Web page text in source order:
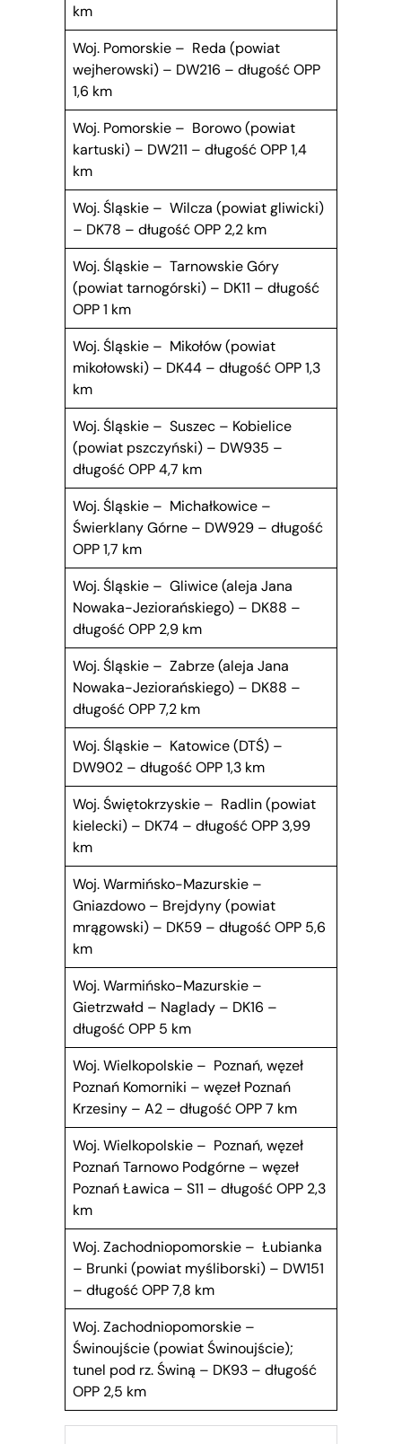
km
Woj. Pomorskie – Reda (powiat
wejherowski) – DW216 – długość OPP
1,6 km
Woj. Pomorskie – Borowo (powiat
kartuski) – DW211 – długość OPP 1,4
km
Woj. Śląskie – Wilcza (powiat gliwicki)
– DK78 – długość OPP 2,2 km
Woj. Śląskie – Tarnowskie Góry
(powiat tarnogórski) – DK11 – długość
OPP 1 km
Woj. Śląskie – Mikołów (powiat
mikołowski) – DK44 – długość OPP 1,3
km
Woj. Śląskie – Suszec – Kobielice
(powiat pszczyński) – DW935 –
długość OPP 4,7 km
Woj. Śląskie – Michałkowice –
Świerklany Górne – DW929 – długość
OPP 1,7 km
Woj. Śląskie – Gliwice (aleja Jana
Nowaka-Jeziorańskiego) – DK88 –
długość OPP 2,9 km
Woj. Śląskie – Zabrze (aleja Jana
Nowaka-Jeziorańskiego) – DK88 –
długość OPP 7,2 km
Woj. Śląskie – Katowice (DTŚ) –
DW902 – długość OPP 1,3 km
Woj. Świętokrzyskie – Radlin (powiat
kielecki) – DK74 – długość OPP 3,99
km
Woj. Warmińsko-Mazurskie –
Gniazdowo – Brejdyny (powiat
mrągowski) – DK59 – długość OPP 5,6
km
Woj. Warmińsko-Mazurskie –
Gietrzwałd – Naglady – DK16 –
długość OPP 5 km
Woj. Wielkopolskie – Poznań, węzeł
Poznań Komorniki – węzeł Poznań
Krzesiny – A2 – długość OPP 7 km
Woj. Wielkopolskie – Poznań, węzeł
Poznań Tarnowo Podgórne – węzeł
Poznań Ławica – S11 – długość OPP 2,3
km
Woj. Zachodniopomorskie – Łubianka
– Brunki (powiat myśliborski) – DW151
– długość OPP 7,8 km
Woj. Zachodniopomorskie –
Świnoujście (powiat Świnoujście);
tunel pod rz. Świną – DK93 – długość
OPP 2,5 km